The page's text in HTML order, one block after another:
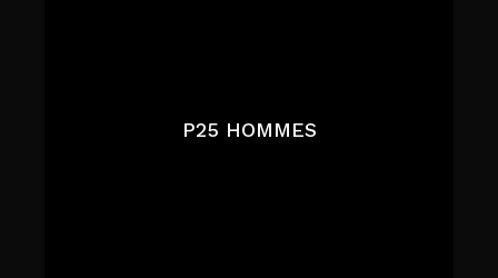
P25 HOMMES